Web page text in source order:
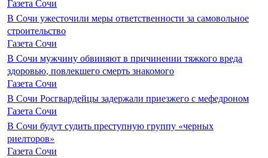
В Сочи ужесточили меры ответственности за самовольное
строительство
Газета Сочи
В Сочи мужчину обвиняют в причинении тяжкого вреда
здоровью, повлекшего смерть знакомого
Газета Сочи
В Сочи Росгвардейцы задержали приезжего с мефедроном
Газета Сочи
В Сочи будут судить преступную группу «черных
риелторов»
Газета Сочи